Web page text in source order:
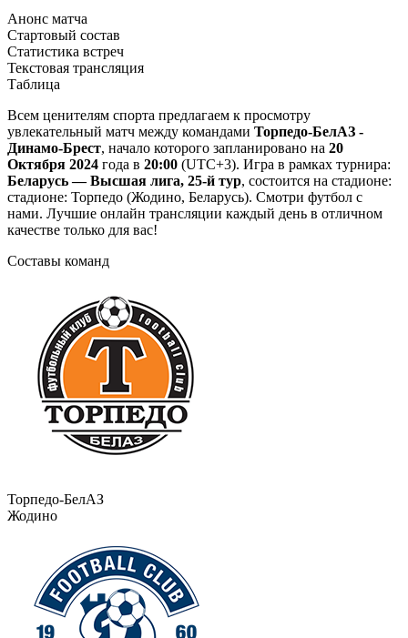
Анонс матча
Стартовый состав
Статистика встреч
Текстовая трансляция
Таблица
Всем ценителям спорта предлагаем к просмотру
увлекательный матч между командами Торпедо-БелАЗ -
Динамо-Брест, начало которого запланировано на 20
Октября 2024 года в 20:00 (UTC+3). Игра в рамках турнира:
Беларусь — Высшая лига, 25-й тур, состоится на стадионе:
стадионе: Торпедо (Жодино, Беларусь). Смотри футбол с
нами. Лучшие онлайн трансляции каждый день в отличном
качестве только для вас!
Составы команд
Торпедо-БелАЗ
Жодино